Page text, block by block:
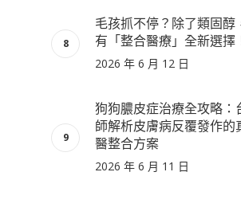
毛孩抓不停？除了類固醇
有「整合醫療」全新選擇
2026 年 6 月 12 日
狗狗膿皮症治療全攻略：
師解析皮膚病反覆發作的
醫整合方案
2026 年 6 月 11 日